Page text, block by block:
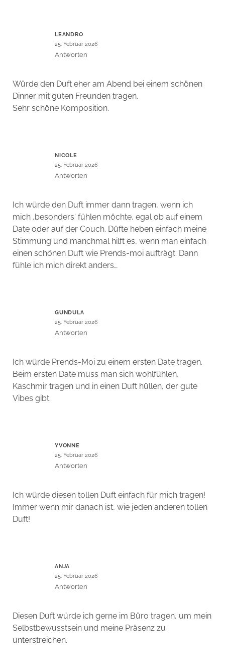
LEANDRO
25. Februar 2026
Antworten
Würde den Duft eher am Abend bei einem schönen
Dinner mit guten Freunden tragen.
Sehr schöne Komposition.
NICOLE
25. Februar 2026
Antworten
Ich würde den Duft immer dann tragen, wenn ich
mich ‚besonders‘ fühlen möchte, egal ob auf einem
Date oder auf der Couch. Düfte heben einfach meine
Stimmung und manchmal hilft es, wenn man einfach
einen schönen Duft wie Prends-moi aufträgt. Dann
fühle ich mich direkt anders…
GUNDULA
25. Februar 2026
Antworten
Ich würde Prends-Moi zu einem ersten Date tragen.
Beim ersten Date muss man sich wohlfühlen,
Kaschmir tragen und in einen Duft hüllen, der gute
Vibes gibt.
YVONNE
25. Februar 2026
Antworten
Ich würde diesen tollen Duft einfach für mich tragen!
Immer wenn mir danach ist, wie jeden anderen tollen
Duft!
ANJA
25. Februar 2026
Antworten
Diesen Duft würde ich gerne im Büro tragen, um mein
Selbstbewusstsein und meine Präsenz zu
unterstreichen.